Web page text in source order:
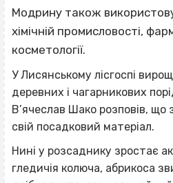
Модрину також
хімічній промисловості,
косметології.
У Лисянському лісгоспі
деревних і чагарникових
В’ячеслав Шако розповів,
свій посадковий матеріал.
Нині у розсаднику зростає
гледичія колюча, абрикоса